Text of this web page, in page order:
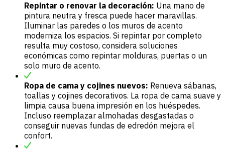
Repintar o renovar la decoración: Una mano de
pintura neutra y fresca puede hacer maravillas.
Iluminar las paredes o los muros de acento
moderniza los espacios. Si repintar por completo
resulta muy costoso, considera soluciones
económicas como repintar molduras, puertas o un
solo muro de acento.
Ropa de cama y cojines nuevos: Renueva sábanas,
toallas y cojines decorativos. La ropa de cama suave y
limpia causa buena impresión en los huéspedes.
Incluso reemplazar almohadas desgastadas o
conseguir nuevas fundas de edredón mejora el
confort.